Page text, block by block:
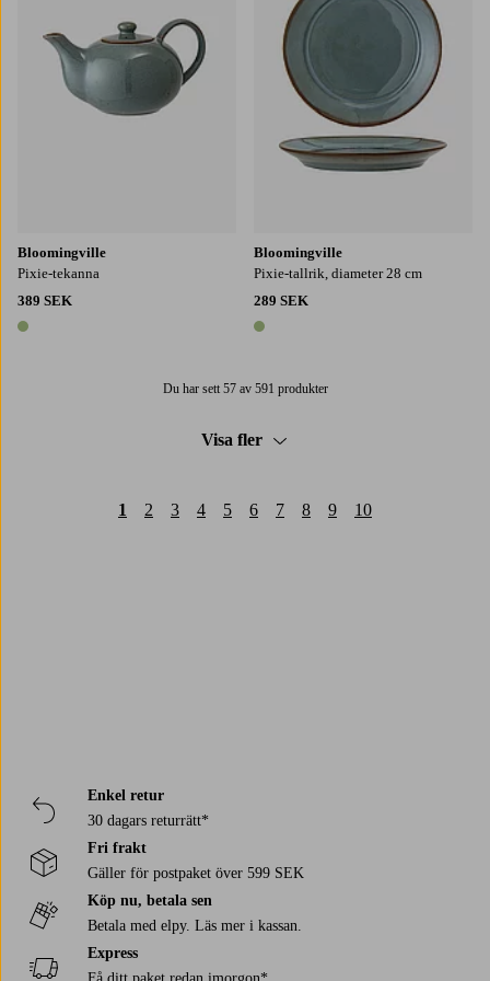
Bloomingville
Pixie-tekanna
389 SEK
1 färg
Bloomingville
Pixie-tallrik, diameter 28 cm
289 SEK
1 färg
Du har sett 57 av 591 produkter
Visa fler
1 2 3 4 5 6 7 8 9 10
Enkel retur
30 dagars returrätt*
Fri frakt
Gäller för postpaket över 599 SEK
Köp nu, betala sen
Betala med elpy. Läs mer i kassan.
Express